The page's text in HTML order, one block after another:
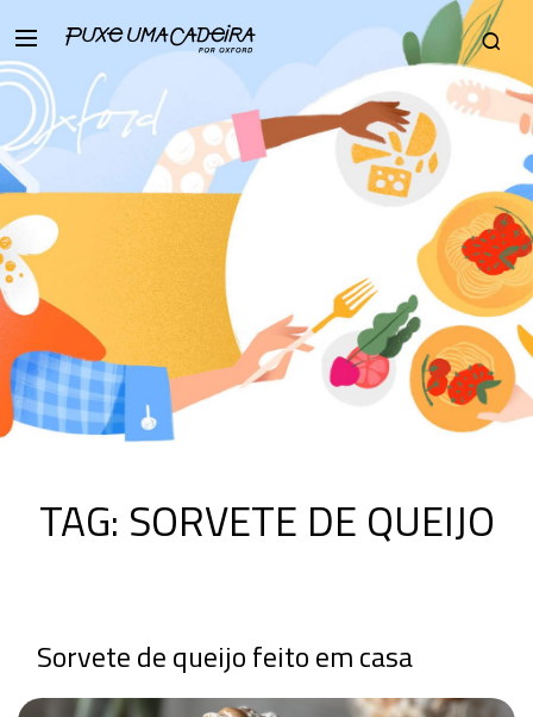
TAG: SORVETE DE QUEIJO
Sorvete de queijo feito em casa